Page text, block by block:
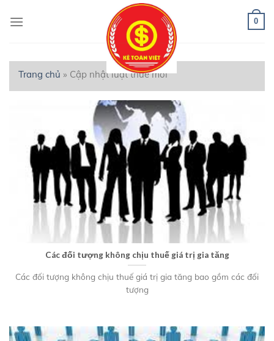
0
Trang chủ » Cập nhật luật thuế mới
Các đối tượng không chịu thuế giá trị gia tăng
Các đối tượng không chịu thuế giá trị gia tăng bao gồm các đối
tượng